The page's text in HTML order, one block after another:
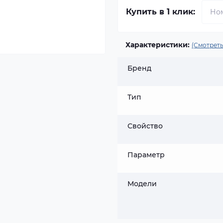
Купить в 1 клик:
Характеристики:
Бренд
Тип
Свойство
Параметр
Модели